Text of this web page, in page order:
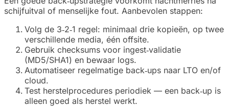
schijfuitval of menselijke fout. Aanbevolen stappen:
Volg de 3‑2‑1 regel: minimaal drie kopieën, op twee
verschillende media, één offsite.
Gebruik checksums voor ingest‑validatie
(MD5/SHA1) en bewaar logs.
Automatiseer regelmatige back‑ups naar LTO en/of
cloud.
Test herstelprocedures periodiek — een back‑up is
alleen goed als herstel werkt.